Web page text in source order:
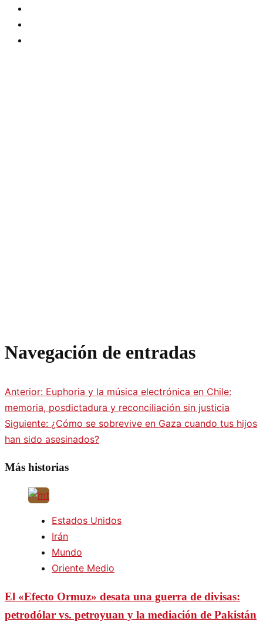
Navegación de entradas
Anterior: Euphoria y la música electrónica en Chile:
memoria, posdictadura y reconciliación sin justicia
Siguiente: ¿Cómo se sobrevive en Gaza cuando tus hijos
han sido asesinados?
Más historias
Estados Unidos
Irán
Mundo
Oriente Medio
El «Efecto Ormuz» desata una guerra de divisas:
petrodólar vs. petroyuan y la mediación de Pakistán